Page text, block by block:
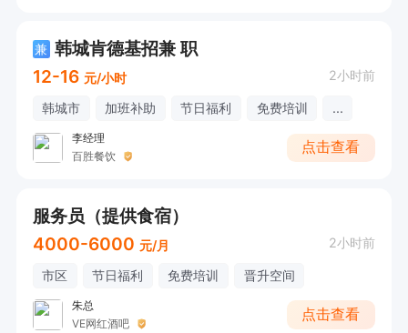
兼 韩城肯德基招兼 职
12-16 元/小时 2小时前
韩城市 加班补助 节日福利 免费培训 ...
李经理
百胜餐饮
点击查看
服务员​（提供食宿）
4000-6000 元/月 2小时前
市区 节日福利 免费培训 晋升空间
朱总
VE网红酒吧
点击查看